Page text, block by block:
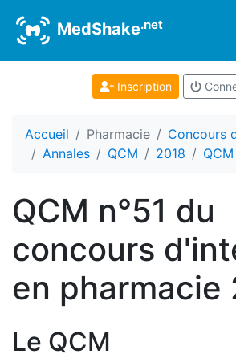
MedShake.net
Inscription
Accueil Pharmacie
Concours
Annales
QCM 2018 QCM
QCM n°51 du
concours
en pharmacie
Le QCM